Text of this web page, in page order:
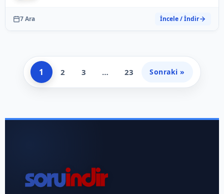
7 Ara İncele / İndir
1 2 3 … 23 Sonraki »